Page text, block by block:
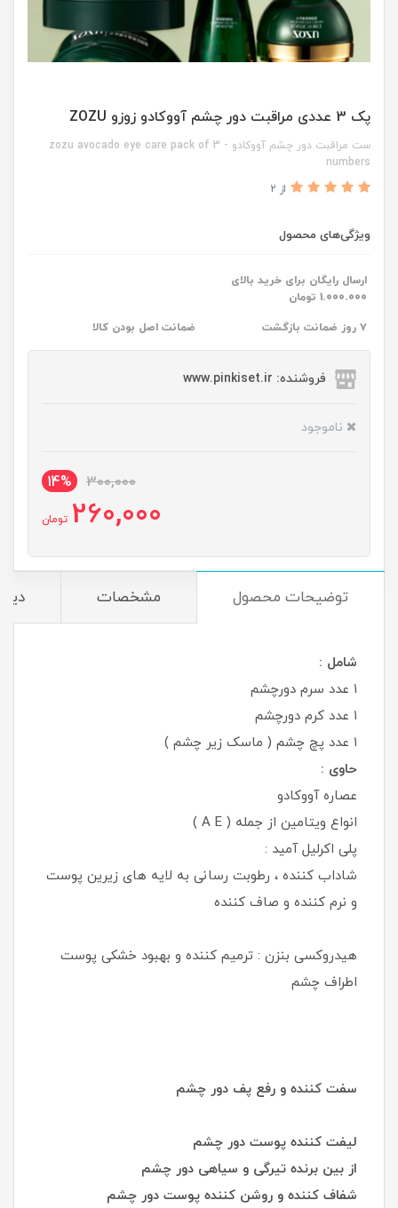
پک 3 عددی مراقبت دور چشم آووکادو زوزو ZOZU
ست مراقبت دور چشم آووکادو - zozu avocado eye care pack of 3
numbers
از 2
ویژگی‌های محصول
ارسال رایگان برای خرید بالای
1.000.000 تومان
۷ روز ضمانت بازگشت ضمانت اصل بودن کالا
فروشنده: www.pinkiset.ir
ناموجود
300,000
14%
260,000 تومان
توضیحات محصول مشخصات
شامل :
۱ عدد سرم دورچشم
۱ عدد کرم دورچشم
۱ عدد پچ چشم ( ماسک زیر چشم )
حاوی :
عصاره آووکادو
انواع ویتامین از جمله ( A E )
پلی اکرلیل آمید :
شاداب کننده ، رطوبت رسانی به لایه های زیرین پوست
و نرم کننده و صاف کننده
هیدروکسی بنزن : ترمیم کننده و بهبود خشکی پوست
اطراف چشم
سفت کننده و رفع پف دور چشم
لیفت کننده پوست دور چشم
از بین برنده تیرگی و سیاهی دور چشم
شفاف کننده و روشن کننده پوست دور چشم